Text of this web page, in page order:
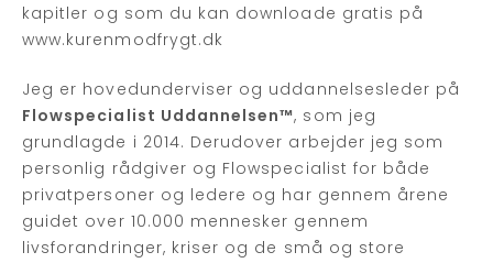
kapitler og som du kan downloade gratis på
www.kurenmodfrygt.dk
Jeg er hovedunderviser og uddannelsesleder på
Flowspecialist Uddannelsen™, som jeg
grundlagde i 2014. Derudover arbejder jeg som
personlig rådgiver og Flowspecialist for både
privatpersoner og ledere og har gennem årene
guidet over 10.000 mennesker gennem
livsforandringer, kriser og de små og store